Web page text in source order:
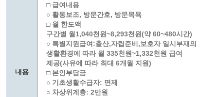
내용
□ 급여내용
○ 활동보조, 방문간호, 방문목욕
□ 월 한도액
구간별 월1,040천원~8,293천원(약 60~480시간)
○ 특별지원급여:출산,자립준비,보호자 일시부재의
생활환경에 따라 월 335천원~1,332천원 급여
제공(사유에 따라 최대 6개월 지원)
□ 본인부담금
○ 기초생활수급자: 면제
○ 차상위계층: 2만원